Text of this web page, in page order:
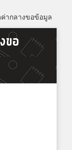
ากลางขอข้อมูล
ขอ